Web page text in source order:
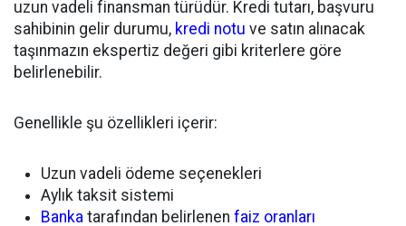
uzun vadeli finansman türüdür. Kredi tutarı, başvuru
sahibinin gelir durumu, kredi notu ve satın alınacak
taşınmazın ekspertiz değeri gibi kriterlere göre
belirlenebilir.
Genellikle şu özellikleri içerir:
Uzun vadeli ödeme seçenekleri
Aylık taksit sistemi
Banka tarafından belirlenen faiz oranları